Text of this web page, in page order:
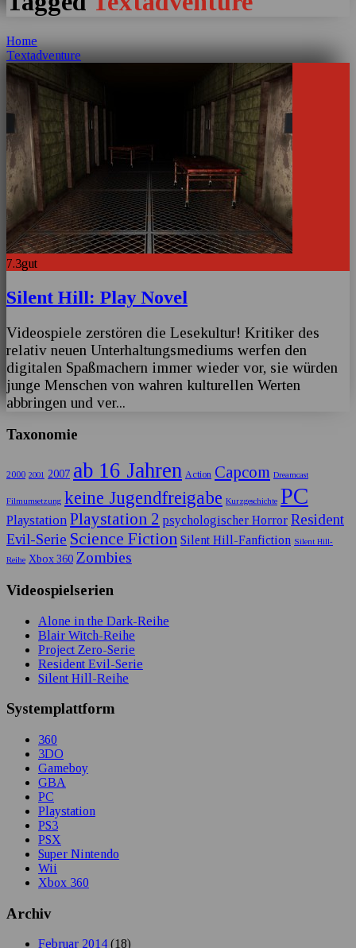
Home
Textadventure
7.3gut
Silent Hill: Play Novel
Videospiele zerstören die Lesekultur! Kritiker des
relativ neuen Unterhaltungsmediums werfen den
digitalen Spaßmachern immer wieder vor, sie würden
junge Menschen von wahren kulturellen Werten
abbringen und ver...
Taxonomie
2000 2001 2007 ab 16 Jahren Action Capcom Dreamcast
Filmumsetzung keine Jugendfreigabe Kurzgeschichte PC
Playstation Playstation 2 psychologischer Horror Resident
Evil-Serie Science Fiction Silent Hill-Fanfiction Silent Hill-
Reihe Xbox 360 Zombies
Videospielserien
Alone in the Dark-Reihe
Blair Witch-Reihe
Project Zero-Serie
Resident Evil-Serie
Silent Hill-Reihe
Systemplattform
360
3DO
Gameboy
GBA
PC
Playstation
PS3
PSX
Super Nintendo
Wii
Xbox 360
Archiv
Februar 2014 (18)